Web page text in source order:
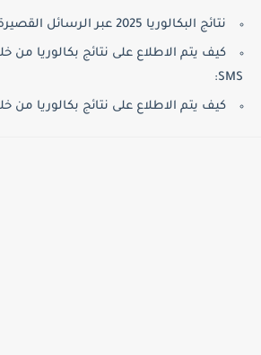
نتائج البكالوريا 2025 عبر الرسائل القصيرة SMS:
كيف يتم الاطلاع على نتائج بكالوريا من
SMS:
كيف يتم الاطلاع على نتائج بكالوريا من خلال